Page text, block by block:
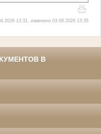
13:31, изменено 03.08.2026 13:35
В